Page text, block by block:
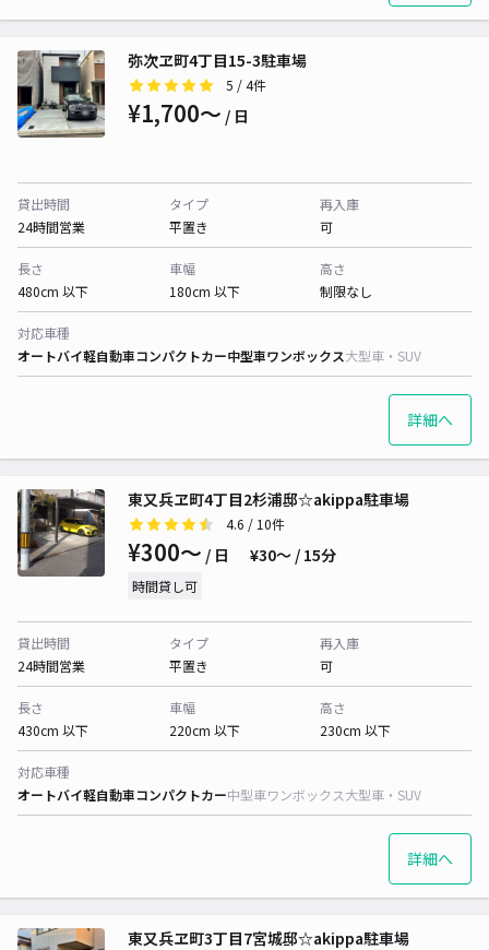
弥次ヱ町4丁目15-3駐車場
5 / 4件
¥1,700〜 / 日
貸出時間
24時間営業
タイプ
平置き
再入庫
可
長さ
480cm 以下
車幅
180cm 以下
高さ
制限なし
対応車種
オートバイ軽自動車コンパクトカー中型車ワンボックス大型車・SUV
詳細へ
東又兵ヱ町4丁目2杉浦邸☆akippa駐車場
4.6 / 10件
¥300〜 / 日 ¥30〜 / 15分
時間貸し可
貸出時間
24時間営業
タイプ
平置き
再入庫
可
長さ
430cm 以下
車幅
220cm 以下
高さ
230cm 以下
対応車種
オートバイ軽自動車コンパクトカー中型車ワンボックス大型車・SUV
詳細へ
東又兵ヱ町3丁目7宮城邸☆akippa駐車場